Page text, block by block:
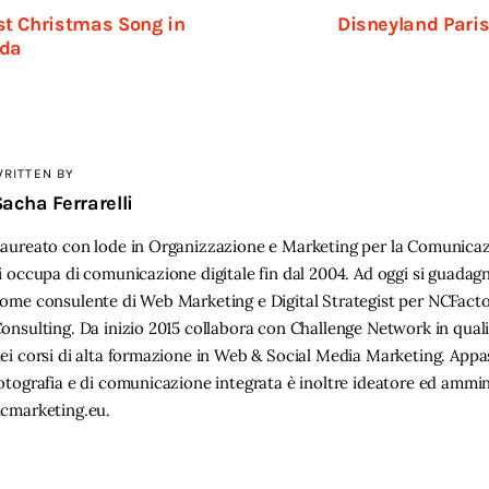
Christmas Song in
Disneyland
BY
Ferrarelli
con lode in Organizzazione e Marketing per la
occupa di comunicazione digitale fin dal 2004. Ad oggi si
consulente di Web Marketing e Digital Strategist per
Da inizio 2015 collabora con Challenge Network in
corsi di alta formazione in Web & Social Media Marketing.
e di comunicazione integrata è inoltre ideatore ed